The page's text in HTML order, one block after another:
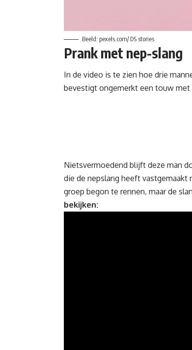
Beeld: pexels.com/ DS stories
Prank met nep-slang
In de video is te zien hoe drie
bevestigt ongemerkt een touw met
Nietsvermoedend blijft deze man
die de nepslang heeft vastgemaakt
groep begon te rennen, maar de
bekijken: